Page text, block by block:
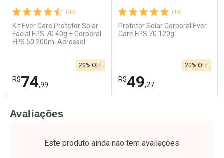
(34)
Kit Ever Care Protetor Solar
Facial FPS 70 40g + Corporal
FPS 50 200ml Aerossol
R$74,99
20% OFF
Laboratório
Por Menos
(15)
Protetor Solar Corporal Ever
Care FPS 70 120g
R$49,27
20% OFF
Laboratório
Por Menos
Avaliações
Este produto ainda não tem avaliações